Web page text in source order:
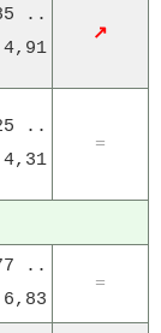
..
4,91
↗
..
4,31
=
..
6,83
=